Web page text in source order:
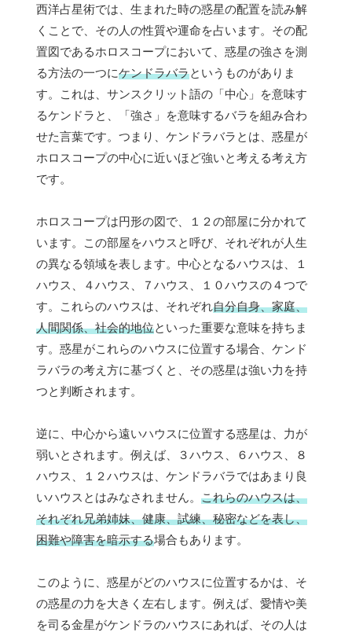
西洋占星術では、生まれた時の惑星の配置を読み解
くことで、その人の性質や運命を占います。その配
置図であるホロスコープにおいて、惑星の強さを測
る方法の一つにケンドラバラというものがありま
す。これは、サンスクリット語の「中心」を意味す
るケンドラと、「強さ」を意味するバラを組み合わ
せた言葉です。つまり、ケンドラバラとは、惑星が
ホロスコープの中心に近いほど強いと考える考え方
です。
ホロスコープは円形の図で、１２の部屋に分かれて
います。この部屋をハウスと呼び、それぞれが人生
の異なる領域を表します。中心となるハウスは、１
ハウス、４ハウス、７ハウス、１０ハウスの４つで
す。これらのハウスは、それぞれ自分自身、家庭、
人間関係、社会的地位といった重要な意味を持ちま
す。惑星がこれらのハウスに位置する場合、ケンド
ラバラの考え方に基づくと、その惑星は強い力を持
つと判断されます。
逆に、中心から遠いハウスに位置する惑星は、力が
弱いとされます。例えば、３ハウス、６ハウス、８
ハウス、１２ハウスは、ケンドラバラではあまり良
いハウスとはみなされません。 これらのハウスは、
それぞれ兄弟姉妹、健康、試練、秘密などを表し、
困難や障害を暗示する場合もあります。
このように、惑星がどのハウスに位置するかは、そ
の惑星の力を大きく左右します。例えば、愛情や美
を司る金星がケンドラのハウスにあれば、その人は